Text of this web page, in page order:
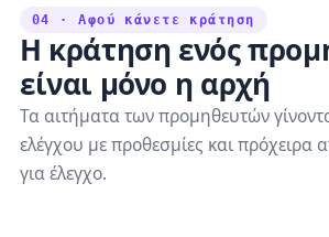
04 · Αφού κάνετε κράτηση
Η κράτηση ενός
είναι μόνο η αρχή
Τα αιτήματα των προμηθευτών
ελέγχου με προθεσμίες και πρόχειρα
για έλεγχο.